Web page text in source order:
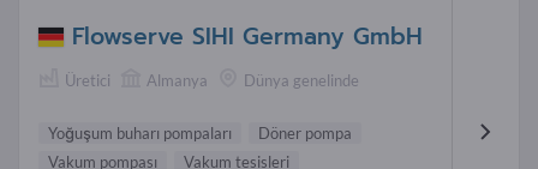
Flowserve SIHI Germany GmbH
Üretici Almanya Dünya genelinde
Yoğuşum buharı pompaları
Döner pompa
Vakum pompası
Vakum tesisleri